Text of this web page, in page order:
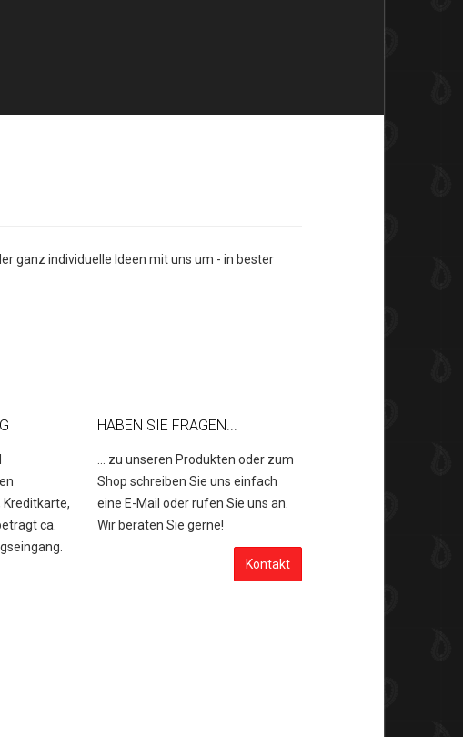
ganz individuelle Ideen mit uns um - in bester
Kreditkarte,
ca.
HABEN SIE FRAGEN...
... zu unseren Produkten oder zum
Shop schreiben Sie uns einfach
eine E-Mail oder rufen Sie uns an.
Wir beraten Sie gerne!
Kontakt